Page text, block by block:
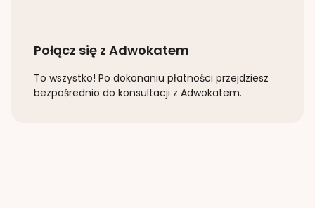
Połącz się z Adwokatem
To wszystko! Po dokonaniu płatności przejdziesz
bezpośrednio do konsultacji z Adwokatem.